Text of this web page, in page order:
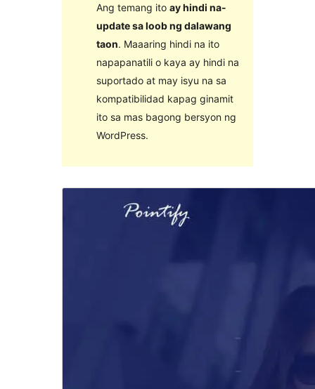
Ang temang ito ay hindi na-
update sa loob ng dalawang
taon. Maaaring hindi na ito
napapanatili o kaya ay hindi na
suportado at may isyu na sa
kompatibilidad kapag ginamit
ito sa mas bagong bersyon ng
WordPress.